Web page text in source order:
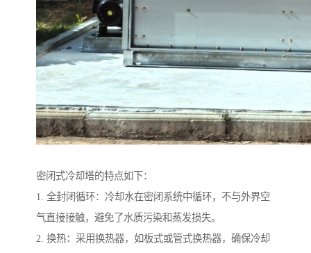
密闭式冷却塔的特点如下：
1. 全封闭循环：冷却水在密闭系统中循环，不与外界空
气直接接触，避免了水质污染和蒸发损失。
2. 换热：采用换热器，如板式或管式换热器，确保冷却